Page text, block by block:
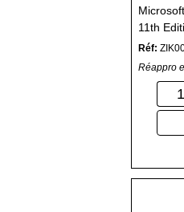
11th
64-100
Réf:
Réappro